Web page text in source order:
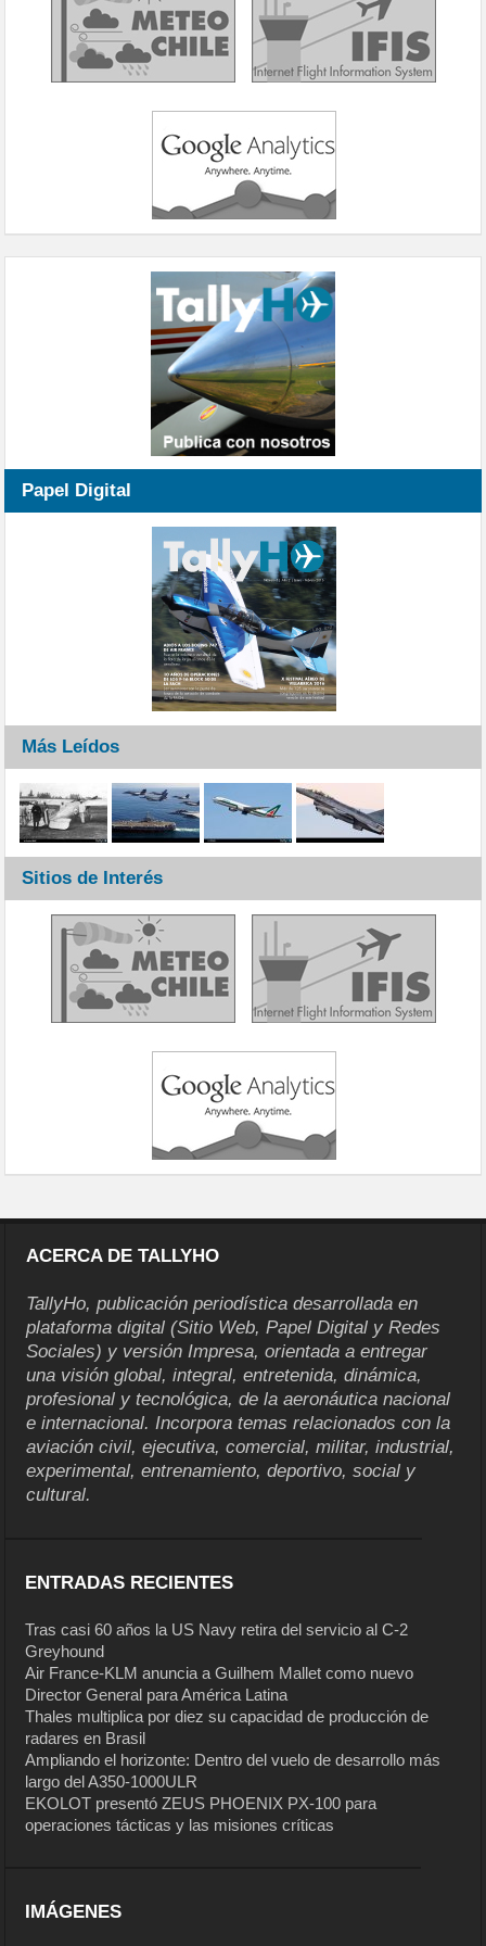
Papel Digital
Más Leídos
Sitios de Interés
ACERCA DE TALLYHO
TallyHo, publicación periodística desarrollada en
plataforma digital (Sitio Web, Papel Digital y Redes
Sociales) y versión Impresa, orientada a entregar
una visión global, integral, entretenida, dinámica,
profesional y tecnológica, de la aeronáutica nacional
e internacional. Incorpora temas relacionados con la
aviación civil, ejecutiva, comercial, militar, industrial,
experimental, entrenamiento, deportivo, social y
cultural.
ENTRADAS RECIENTES
Tras casi 60 años la US Navy retira del servicio al C-2
Greyhound
Air France-KLM anuncia a Guilhem Mallet como nuevo
Director General para América Latina
Thales multiplica por diez su capacidad de producción de
radares en Brasil
Ampliando el horizonte: Dentro del vuelo de desarrollo más
largo del A350-1000ULR
EKOLOT presentó ZEUS PHOENIX PX-100 para
operaciones tácticas y las misiones críticas
IMÁGENES